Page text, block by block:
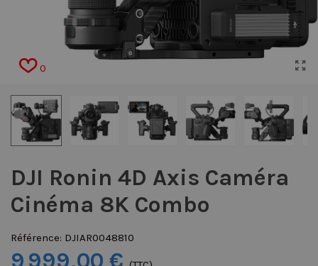
0
DJI Ronin 4D Axis Caméra
Cinéma 8K Combo
Référence: DJIAR0048810
9 999,00 €